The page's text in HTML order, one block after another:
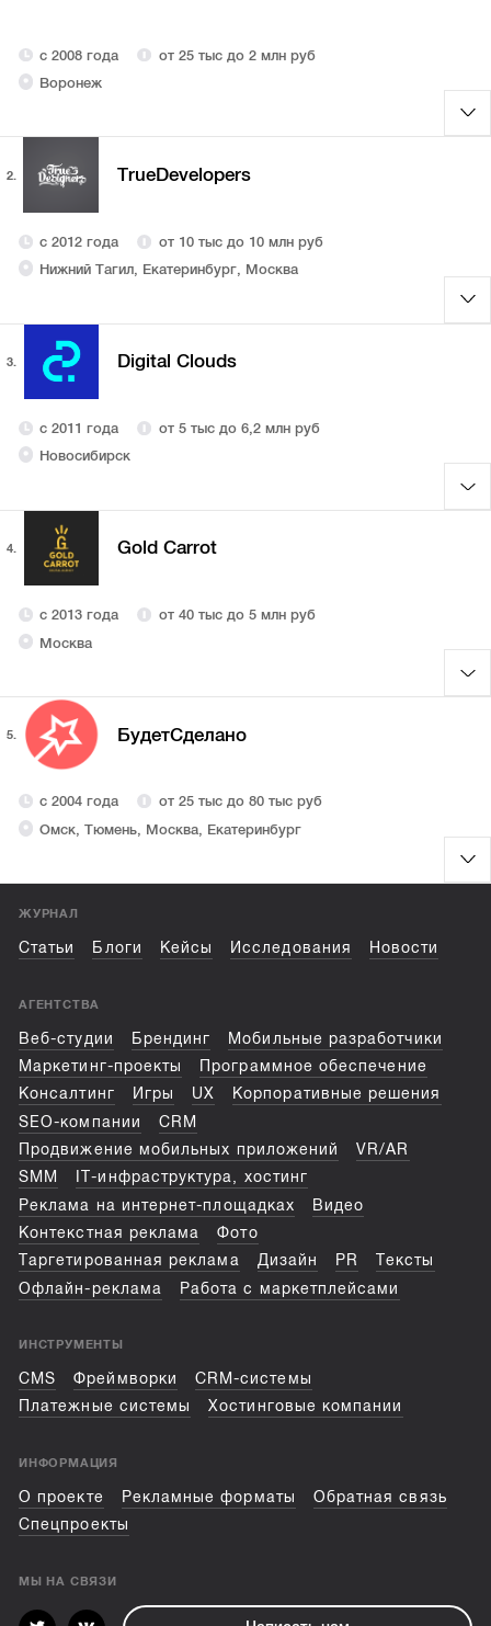
с 2008 года
от 25 тыс до 2 млн руб
Воронеж
2. TrueDevelopers
с 2012 года
от 10 тыс до 10 млн руб
Нижний Тагил, Екатеринбург, Москва
3. Digital Clouds
с 2011 года
от 5 тыс до 6,2 млн руб
Новосибирск
4. Gold Carrot
с 2013 года
от 40 тыс до 5 млн руб
Москва
5. БудетCделано
с 2004 года
от 25 тыс до 80 тыс руб
Омск, Тюмень, Москва, Екатеринбург
ЖУРНАЛ
Статьи Блоги Кейсы Исследования Новости
АГЕНТСТВА
Веб-студии Брендинг
Мобильные разработчики
Маркетинг-проекты
Программное обеспечение
Консалтинг
Игры UX
Корпоративные решения
SEO-компании
CRM
Продвижение мобильных приложений
VR/AR
SMM
IT-инфраструктура, хостинг
Реклама на интернет-площадках
Видео
Контекстная реклама
Фото
Таргетированная реклама
Дизайн PR
Тексты
Офлайн-реклама
Работа с маркетплейсами
ИНСТРУМЕНТЫ
CMS Фреймворки
CRM-системы
Платежные системы
Хостинговые компании
ИНФОРМАЦИЯ
О проекте Рекламные форматы
Обратная связь
Спецпроекты
МЫ НА СВЯЗИ